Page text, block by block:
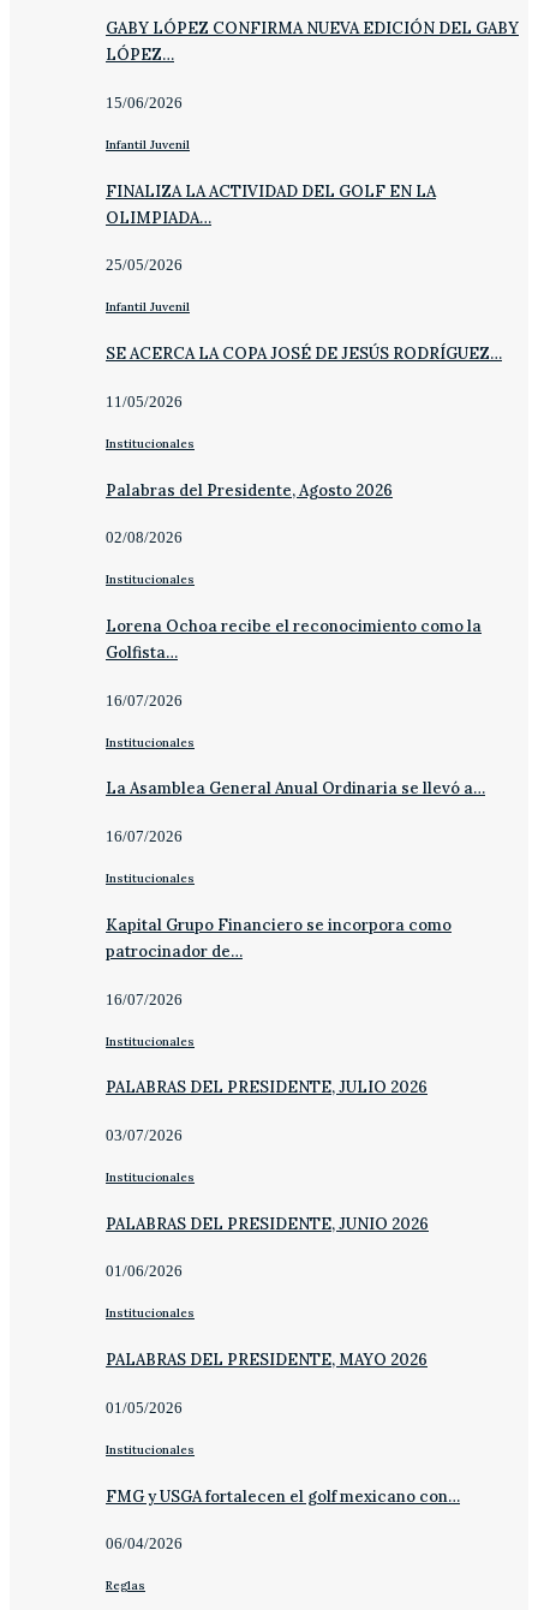
GABY LÓPEZ CONFIRMA NUEVA EDICIÓN DEL GABY
LÓPEZ…
15/06/2026
Infantil Juvenil
FINALIZA LA ACTIVIDAD DEL GOLF EN LA
OLIMPIADA…
25/05/2026
Infantil Juvenil
SE ACERCA LA COPA JOSÉ DE JESÚS RODRÍGUEZ…
11/05/2026
Institucionales
Palabras del Presidente, Agosto 2026
02/08/2026
Institucionales
Lorena Ochoa recibe el reconocimiento como la
Golfista…
16/07/2026
Institucionales
La Asamblea General Anual Ordinaria se llevó a…
16/07/2026
Institucionales
Kapital Grupo Financiero se incorpora como
patrocinador de…
16/07/2026
Institucionales
PALABRAS DEL PRESIDENTE, JULIO 2026
03/07/2026
Institucionales
PALABRAS DEL PRESIDENTE, JUNIO 2026
01/06/2026
Institucionales
PALABRAS DEL PRESIDENTE, MAYO 2026
01/05/2026
Institucionales
FMG y USGA fortalecen el golf mexicano con…
06/04/2026
Reglas